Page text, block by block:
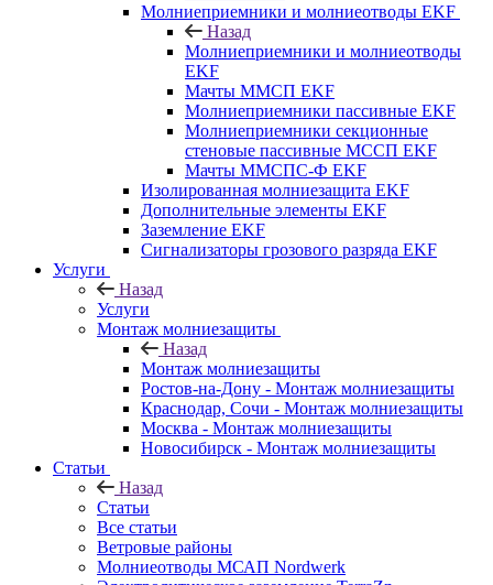
Молниеприемники и молниеотводы EKF
Назад
Молниеприемники и молниеотводы
EKF
Мачты ММСП EKF
Молниеприемники пассивные EKF
Молниеприемники секционные
стеновые пассивные МССП EKF
Мачты ММСПС-Ф EKF
Изолированная молниезащита EKF
Дополнительные элементы EKF
Заземление EKF
Сигнализаторы грозового разряда EKF
Услуги
Назад
Услуги
Монтаж молниезащиты
Назад
Монтаж молниезащиты
Ростов-на-Дону - Монтаж молниезащиты
Краснодар, Сочи - Монтаж молниезащиты
Москва - Монтаж молниезащиты
Новосибирск - Монтаж молниезащиты
Статьи
Назад
Статьи
Все статьи
Ветровые районы
Молниеотводы МСАП Nordwerk